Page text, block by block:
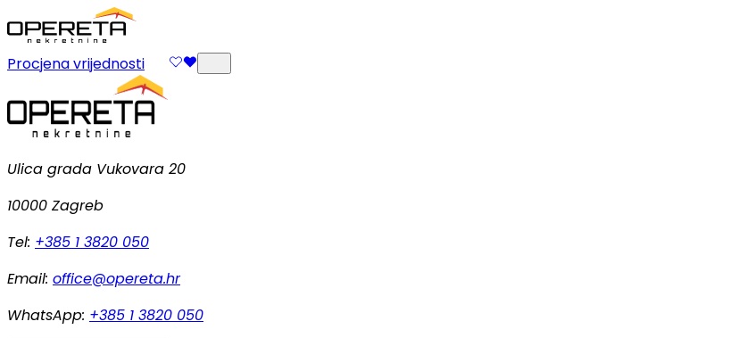
Procjena vrijednosti
Ulica grada Vukovara 20
10000 Zagreb
Tel: +385 1 3820 050
Email: office@opereta.hr
WhatsApp: +385 1 3820 050